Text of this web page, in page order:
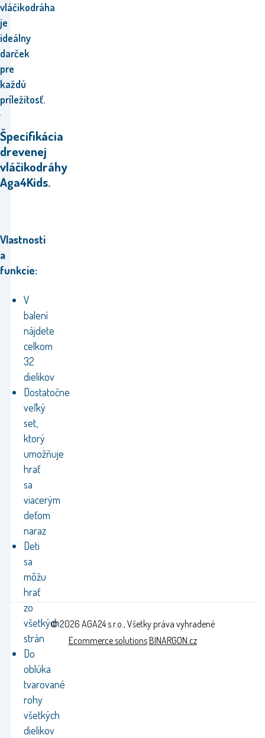
vláčikodráha
je
ideálny
darček
pre
každú
príležitosť.
Špecifikácia
drevenej
vláčikodráhy
Aga4Kids.
Vlastnosti
a
funkcie:
V
balení
nájdete
celkom
32
dielikov
Dostatočne
veľký
set,
ktorý
umožňuje
hrať
sa
viacerým
deťom
naraz
Deti
sa
môžu
hrať
zo
všetkých
strán
Do
oblúka
tvarované
rohy
všetkých
dielikov
© 2026 AGA24 s.r.o., Všetky práva vyhradené
Ecommerce solutionsBINARGON.cz